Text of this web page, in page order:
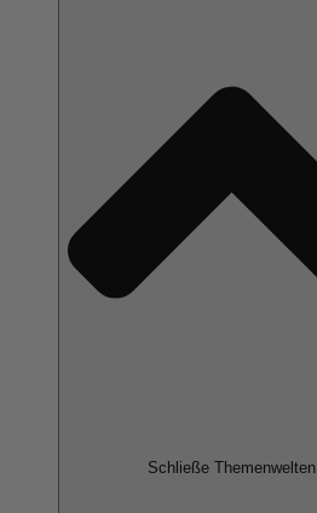
Schließe Themenwelten